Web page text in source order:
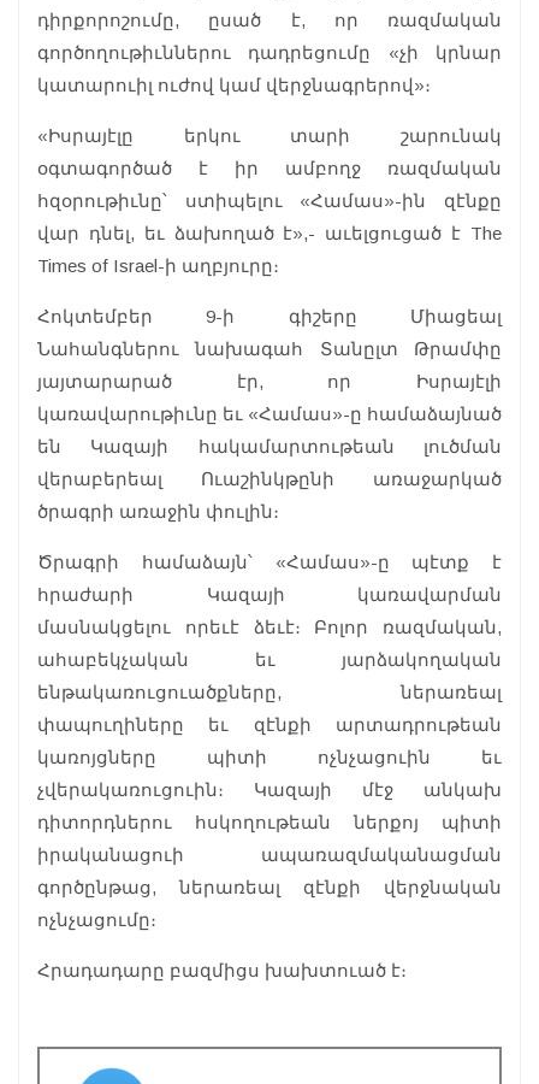
դիրքորոշումը, ըսած է, որ ռազմական
գործողութիւններու դադրեցումը «չի կրնար
կատարուիլ ուժով կամ վերջնագրերով»։
«Իսրայէլը երկու տարի շարունակ
օգտագործած է իր ամբողջ ռազմական
հզօրութիւնը՝ ստիպելու «Համաս»-ին զէնքը
վար դնել, եւ ձախողած է»,- աւելցուցած է The
Times of Israel-ի աղբյուրը։
Հոկտեմբեր 9-ի գիշերը Միացեալ
Նահանգներու նախագահ Տանըլտ Թրամփը
յայտարարած էր, որ Իսրայէլի
կառավարութիւնը եւ «Համաս»-ը համաձայնած
են Կազայի հակամարտութեան լուծման
վերաբերեալ Ուաշինկթընի առաջարկած
ծրագրի առաջին փուլին։
Ծրագրի համաձայն՝ «Համաս»-ը պէտք է
հրաժարի Կազայի կառավարման
մասնակցելու որեւէ ձեւէ։ Բոլոր ռազմական,
ահաբեկչական եւ յարձակողական
ենթակառուցուածքները, ներառեալ
փապուղիները եւ զէնքի արտադրութեան
կառոյցները պիտի ոչնչացուին եւ
չվերակառուցուին։ Կազայի մէջ անկախ
դիտորդներու հսկողութեան ներքոյ պիտի
իրականացուի ապառազմականացման
գործընթաց, ներառեալ զէնքի վերջնական
ոչնչացումը։
Հրադադարը բազմիցս խախտուած է։